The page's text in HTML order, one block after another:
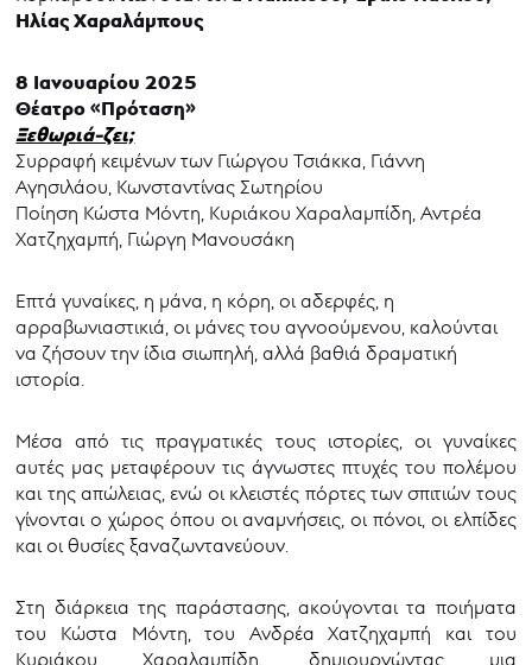
Ηλίας Χαραλάμπους
8 Ιανουαρίου 2025
Θέατρο «Πρόταση»
Ξεθωριά-ζει;
Συρραφή κειμένων των Γιώργου Τσιάκκα, Γιάννη
Αγησιλάου, Κωνσταντίνας Σωτηρίου
Ποίηση Κώστα Μόντη, Κυριάκου Χαραλαμπίδη, Αντρέα
Χατζηχαμπή, Γιώργη Μανουσάκη
Επτά γυναίκες, η μάνα, η κόρη, οι αδερφές, η
αρραβωνιαστικιά, οι μάνες του αγνοούμενου, καλούνται
να ζήσουν την ίδια σιωπηλή, αλλά βαθιά δραματική
ιστορία.
Μέσα από τις πραγματικές τους ιστορίες, οι γυναίκες
αυτές μας μεταφέρουν τις άγνωστες πτυχές του πολέμου
και της απώλειας, ενώ οι κλειστές πόρτες των σπιτιών τους
γίνονται ο χώρος όπου οι αναμνήσεις, οι πόνοι, οι ελπίδες
και οι θυσίες ξαναζωντανεύουν.
Στη διάρκεια της παράστασης, ακούγονται τα ποιήματα
του Κώστα Μόντη, του Ανδρέα Χατζηχαμπή και του
Κυριάκου Χαραλαμπίδη, δημιουργώντας μια